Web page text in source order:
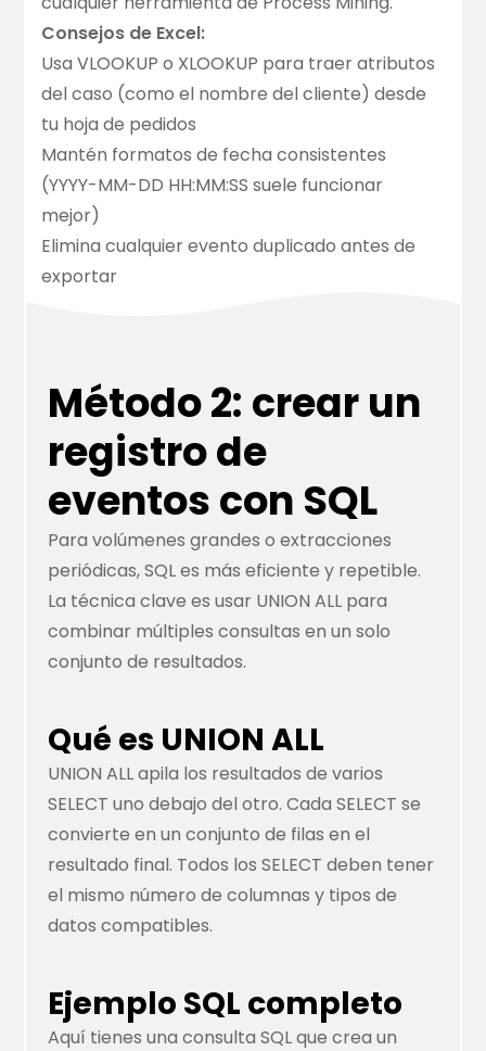
Consejos de Excel:
Usa VLOOKUP o XLOOKUP para traer atributos
del caso (como el nombre del cliente) desde
tu hoja de pedidos
Mantén formatos de fecha consistentes
(YYYY-MM-DD HH:MM:SS suele funcionar
mejor)
Elimina cualquier evento duplicado antes de
exportar
Método 2: crear un
registro de
eventos con SQL
Para volúmenes grandes o extracciones
periódicas, SQL es más eficiente y repetible.
La técnica clave es usar UNION ALL para
combinar múltiples consultas en un solo
conjunto de resultados.
Qué es UNION ALL
UNION ALL apila los resultados de varios
SELECT uno debajo del otro. Cada SELECT se
convierte en un conjunto de filas en el
resultado final. Todos los SELECT deben tener
el mismo número de columnas y tipos de
datos compatibles.
Ejemplo SQL completo
Aquí tienes una consulta SQL que crea un